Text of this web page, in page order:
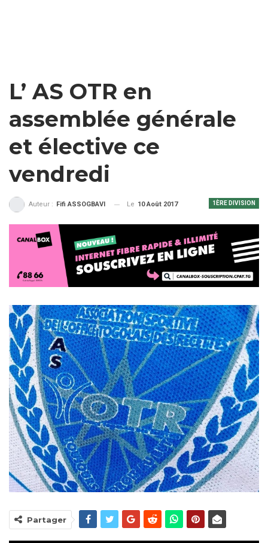
L’ AS OTR en
assemblée générale
et élective ce
vendredi
1ÈRE DIVISION
Auteur : Fifi ASSOGBAVI Le 10 Août 2017
Partager